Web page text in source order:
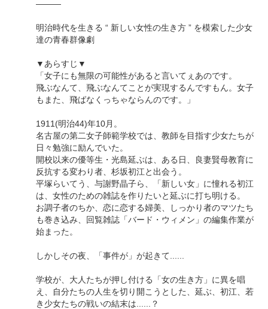
———
明治時代を生きる “ 新しい女性の生き方 ” を模索した少女
達の青春群像劇
▼あらすじ▼
「女子にも無限の可能性があると言いてぇあのです。
飛ぶなんて、飛ぶなんてことが実現するんですもん。女子
もまた、飛ばなくっちゃならんのです。」
1911(明治44)年10月。
名古屋の第二女子師範学校では、教師を目指す少女たちが
日々勉強に励んでいた。
開校以来の優等生・光島延ぶは、ある日、良妻賢母教育に
反抗する変わり者、杉坂初江と出会う。
平塚らいてう、与謝野晶子ら、「新しい女」に憧れる初江
は、女性のための雑誌を作りたいと延ぶに打ち明ける。
お調子者のちか、恋に恋する婦美、しっかり者のマツたち
も巻き込み、回覧雑誌「バード・ウィメン」の編集作業が
始まった。
しかしその夜、「事件が」が起きて......
学校が、大人たちが押し付ける「女の生き方」に異を唱
え、自分たちの人生を切り開こうとした、延ぶ、初江、若
き少女たちの戦いの結末は......？